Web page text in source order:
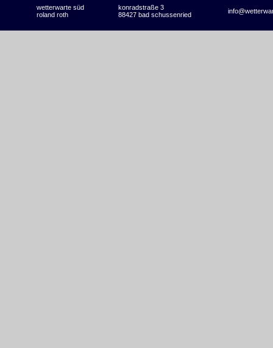
wetterwarte süd konradstraße 3
roland roth 88427 bad schussenried